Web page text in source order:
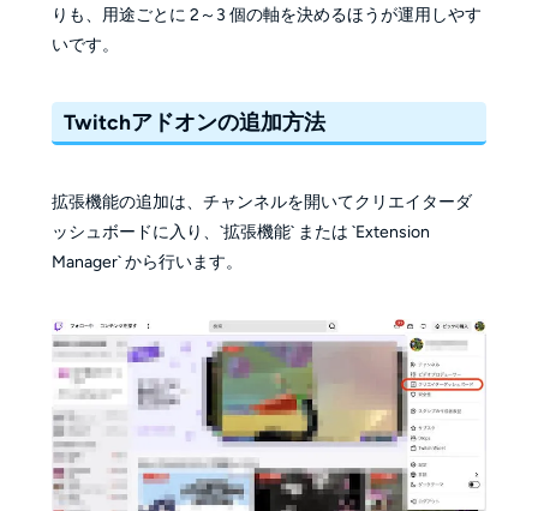
りも、用途ごとに 2～3 個の軸を決めるほうが運用しやす
いです。
Twitchアドオンの追加方法
拡張機能の追加は、チャンネルを開いてクリエイターダ
ッシュボードに入り、`拡張機能` または `Extension
Manager` から行います。